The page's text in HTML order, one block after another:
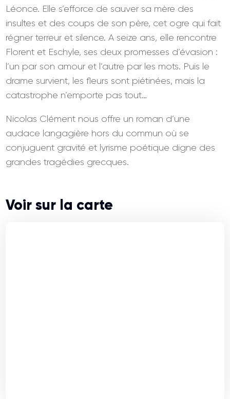
Léonce. Elle s’efforce de sauver sa mère des
insultes et des coups de son père, cet ogre qui fait
régner terreur et silence. A seize ans, elle rencontre
Florent et Eschyle, ses deux promesses d’évasion :
l’un par son amour et l’autre par les mots. Puis le
drame survient, les fleurs sont piétinées, mais la
catastrophe n’emporte pas tout…
Nicolas Clément nous offre un roman d’une
audace langagière hors du commun où se
conjuguent gravité et lyrisme poétique digne des
grandes tragédies grecques.
Voir sur la carte